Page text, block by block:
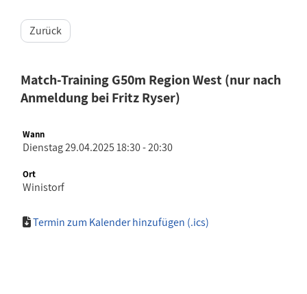
Zurück
Match-Training G50m Region West (nur nach
Anmeldung bei Fritz Ryser)
Wann
Dienstag 29.04.2025 18:30 - 20:30
Ort
Winistorf
Termin zum Kalender hinzufügen (.ics)